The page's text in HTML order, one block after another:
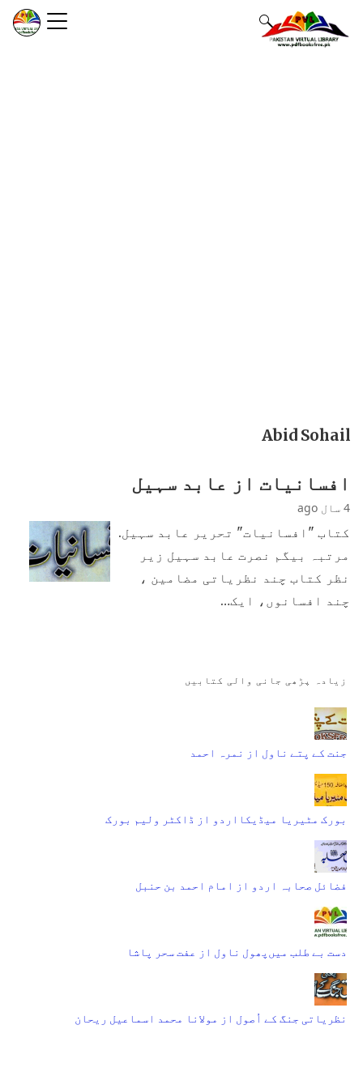
Abid Sohail
افسانیات از عابد سہیل
4 سال ago
کتاب "افسانیات" تحریر عابد سہیل.
مرتبہ بیگم نصرت عابد سہیل زیر
نظر کتاب چند نظریاتی مضامین ،
چند افسانوں، ایک…
زیادہ پڑھی جانی والی کتابیں
جنت کے پتے ناول از نمرہ احمد
بورک مٹیریا میڈیکااردو از ڈاکٹر ولیم بورک
فضائل صحابہ اردو از امام احمد بن حنبل
دست بے طلب میں‌پھول ناول از عفت سحر پاشا
نظریاتی جنگ کے اُصول از مولانا محمد اسماعیل ریحان